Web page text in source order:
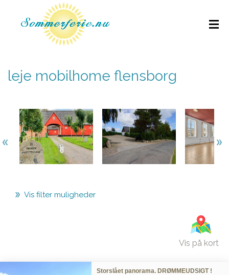
leje mobilhome flensborg
Vis filter muligheder
Vis på kort
Storslået panorama. DRØMMEUDSIGT !